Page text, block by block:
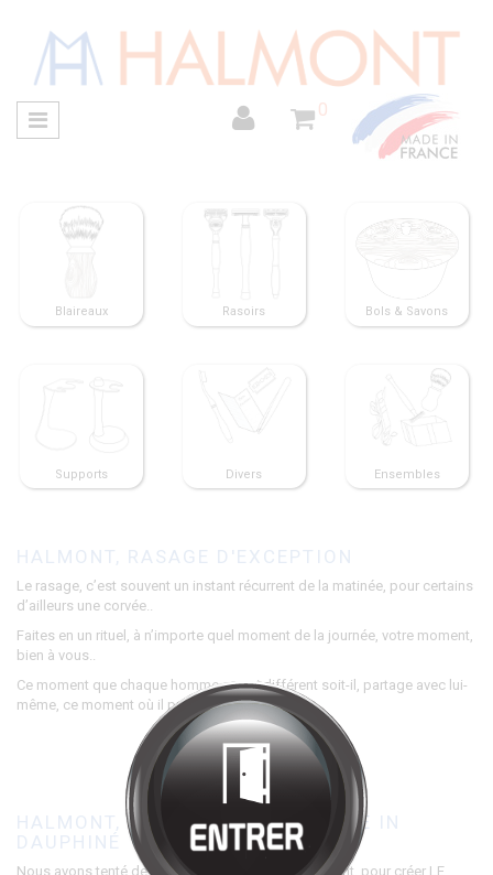
Bienvenue chez
HALMONT
Cliquez pour entrer